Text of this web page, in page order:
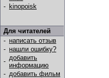
- kinopoisk
Для читателей
- написать отзыв
- нашли ошибку?
- добавить
информацию
- добавить фильм